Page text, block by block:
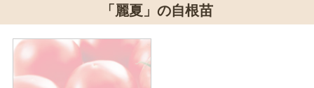
「麗夏」の自根苗